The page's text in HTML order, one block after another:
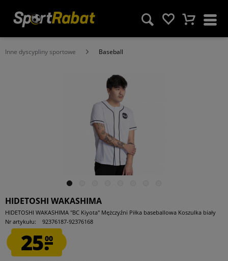
Inne dyscypliny sportowe Baseball
HIDETOSHI WAKASHIMA
HIDETOSHI WAKASHIMA "BC Kiyota" Mężczyźni Piłka baseballowa Koszulka biały
Nr artykułu:
92376187-92376168
25.00